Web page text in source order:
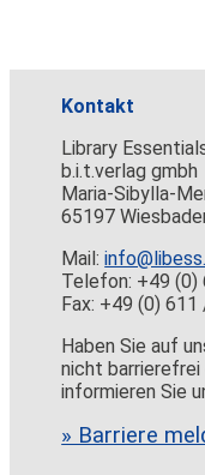
Kontakt
Library
b.i.t.verlag gmbh
Maria-Sibylla-
65197
Mail:
Telefon: +49
Fax: +49 (0)
Haben Sie auf
nicht barrierefrei
informieren Sie
» Barriere